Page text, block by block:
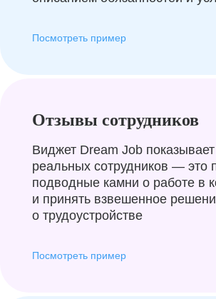
Посмотреть пример
Отзывы сотрудников
Виджет Dream Job
реальных сотрудников — это
подводные камни о работе в
и принять взвешенное
о трудоустройстве
Посмотреть пример